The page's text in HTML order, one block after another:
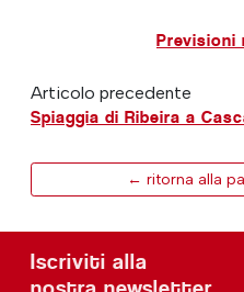
Previsioni
Articolo precedente
Spiaggia di Ribeira a
← ritorna alla
Iscriviti alla